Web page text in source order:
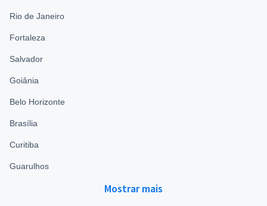
Rio de Janeiro
Fortaleza
Salvador
Goiânia
Belo Horizonte
Brasília
Curitiba
Guarulhos
Mostrar mais